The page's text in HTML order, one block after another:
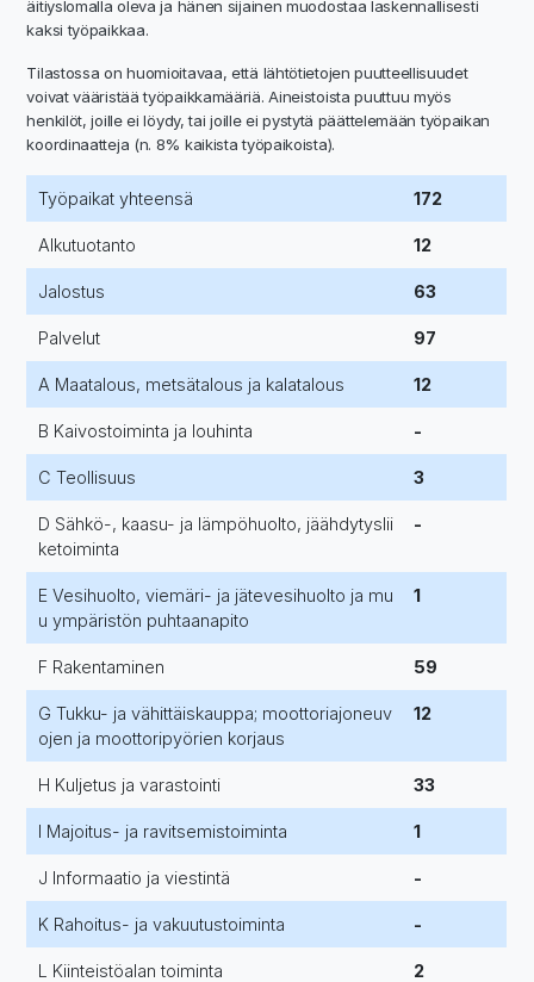
äitiyslomalla oleva ja hänen sijainen muodostaa laskennallisesti
kaksi työpaikkaa.
Tilastossa on huomioitavaa, että lähtötietojen puutteellisuudet
voivat vääristää työpaikkamääriä. Aineistoista puuttuu myös
henkilöt, joille ei löydy, tai joille ei pystytä päättelemään työpaikan
koordinaatteja (n. 8% kaikista työpaikoista).
Työpaikat yhteensä 172
Alkutuotanto 12
Jalostus 63
Palvelut 97
A Maatalous, metsätalous ja kalatalous 12
B Kaivostoiminta ja louhinta -
C Teollisuus 3
D Sähkö-, kaasu- ja lämpöhuolto, jäähdytyslii
ketoiminta
-
E Vesihuolto, viemäri- ja jätevesihuolto ja mu
u ympäristön puhtaanapito
1
F Rakentaminen 59
G Tukku- ja vähittäiskauppa; moottoriajoneuv
ojen ja moottoripyörien korjaus
12
H Kuljetus ja varastointi 33
I Majoitus- ja ravitsemistoiminta 1
J Informaatio ja viestintä -
K Rahoitus- ja vakuutustoiminta -
L Kiinteistöalan toiminta 2